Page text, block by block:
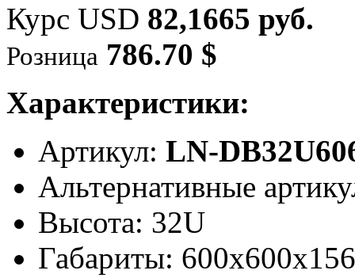
Курс USD 82,1665 руб.
Розница 786.70 $
Характеристики:
Артикул: LN-
Альтернативные
Высота: 32U
Габариты: